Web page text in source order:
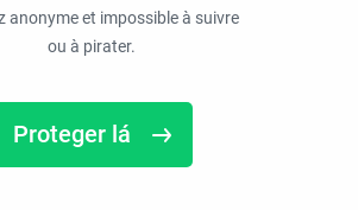
anonyme et impossible à suivre
ou à pirater.
Proteger lá